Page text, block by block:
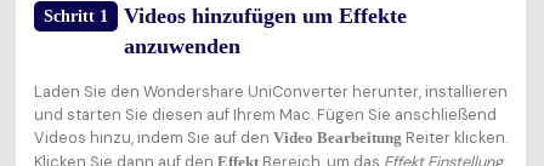
Schritt 1
Videos hinzufügen um Effekte
anzuwenden
Laden Sie den Wondershare UniConverter herunter, installieren
und starten Sie diesen auf Ihrem Mac. Fügen Sie anschließend
Videos hinzu, indem Sie auf den Video Bearbeitung Reiter klicken.
Klicken Sie dann auf den EffektBereich, um das Effekt Einstellung